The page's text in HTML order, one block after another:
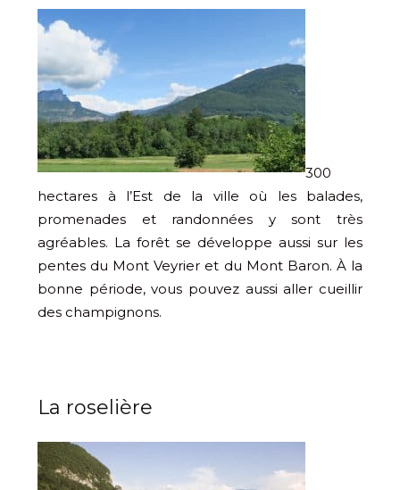
300
hectares à l’Est de la ville où les balades,
promenades et randonnées y sont très
agréables. La forêt se développe aussi sur les
pentes du Mont Veyrier et du Mont Baron. À la
bonne période, vous pouvez aussi aller cueillir
des champignons.
La roselière